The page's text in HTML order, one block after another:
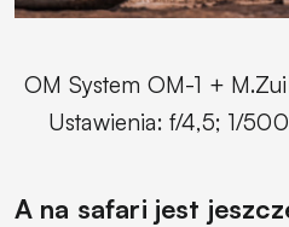
OM System OM-1 +
Ustawienia: f/4,5; 1/
A na safari jest